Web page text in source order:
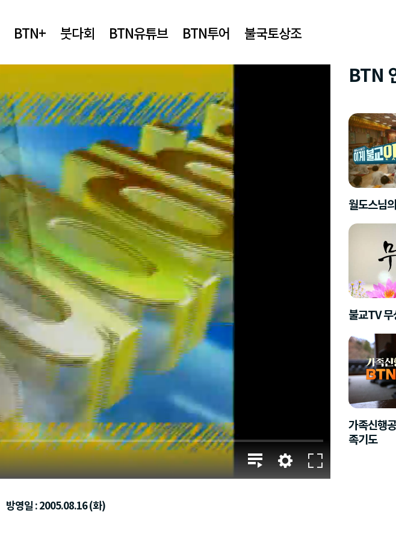
BTN+ 붓다회 BTN유튜브 BTN투어 불국토상조
BTN
월도스님
불교TV
가족신행
족기도
방영일 : 2005.08.16 (화)